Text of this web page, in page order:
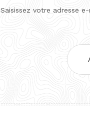
Saisissez votre adresse
Adresse
e-
mail